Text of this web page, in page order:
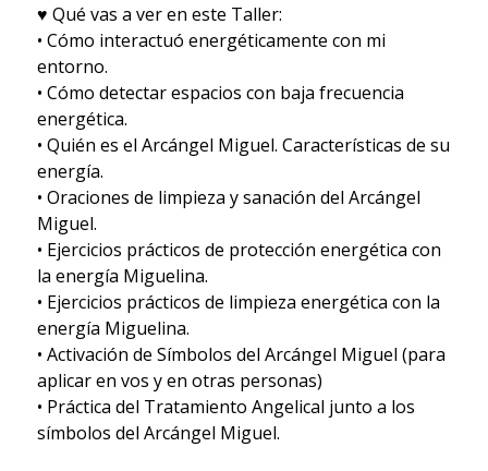
♥ Qué vas a ver en este Taller:
• Cómo interactuó energéticamente con mi
entorno.
• Cómo detectar espacios con baja frecuencia
energética.
• Quién es el Arcángel Miguel. Características de su
energía.
• Oraciones de limpieza y sanación del Arcángel
Miguel.
• Ejercicios prácticos de protección energética con
la energía Miguelina.
• Ejercicios prácticos de limpieza energética con la
energía Miguelina.
• Activación de Símbolos del Arcángel Miguel (para
aplicar en vos y en otras personas)
• Práctica del Tratamiento Angelical junto a los
símbolos del Arcángel Miguel.